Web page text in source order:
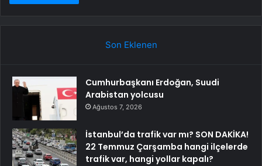
Son Eklenen
Cumhurbaşkanı Erdoğan, Suudi
Arabistan yolcusu
Ağustos 7, 2026
İstanbul’da trafik var mı? SON DAKİKA!
22 Temmuz Çarşamba hangi ilçelerde
trafik var, hangi yollar kapalı?